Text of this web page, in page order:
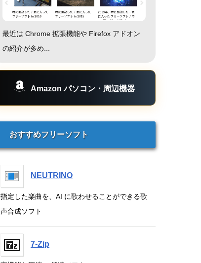
最近は Chrome 拡張機能や Firefox アドオン
の紹介が多め...
Amazon パソコン・周辺機器
おすすめフリーソフト
NEUTRINO
指定した楽曲を、AI に歌わせることができる歌
声合成ソフト
7-Zip